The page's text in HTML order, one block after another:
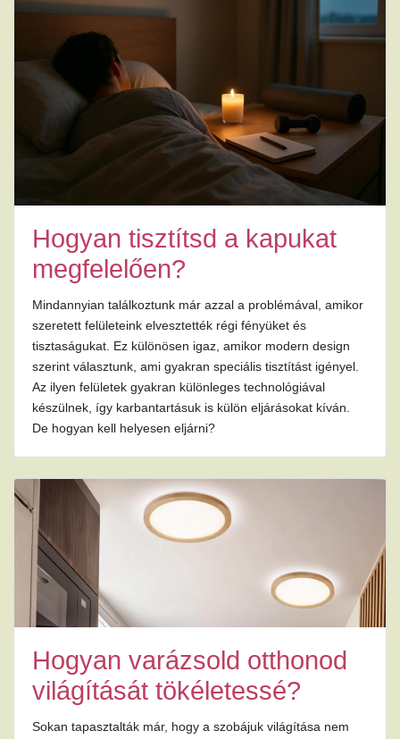
Hogyan tisztítsd a kapukat
megfelelően?
Mindannyian találkoztunk már azzal a problémával, amikor
szeretett felületeink elvesztették régi fényüket és
tisztaságukat. Ez különösen igaz, amikor modern design
szerint választunk, ami gyakran speciális tisztítást igényel.
Az ilyen felületek gyakran különleges technológiával
készülnek, így karbantartásuk is külön eljárásokat kíván.
De hogyan kell helyesen eljárni?
Hogyan varázsold otthonod
világítását tökéletessé?
Sokan tapasztalták már, hogy a szobájuk világítása nem